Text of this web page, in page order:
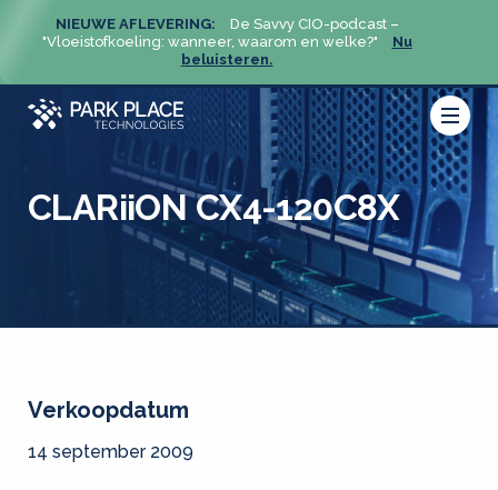
NIEUWE AFLEVERING:
De Savvy CIO-podcast –
"Vloeistofkoeling: wanneer, waarom en welke?"
Nu
beluisteren.
CLARiiON CX4-120C8X
Verkoopdatum
14 september 2009